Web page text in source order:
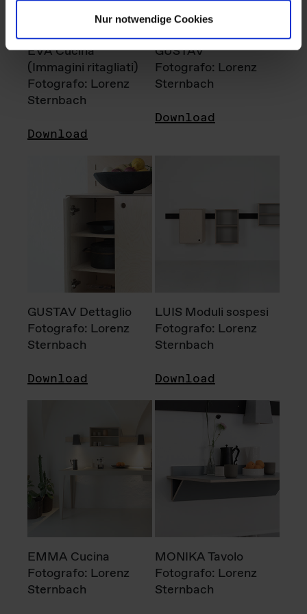
Nur notwendige Cookies
EVA Cucina
(Immagini ritagliati)
Fotografo: Lorenz
Sternbach
Download
GUSTAV
Fotografo: Lorenz
Sternbach
Download
GUSTAV Dettaglio
Fotografo: Lorenz
Sternbach
Download
LUIS Moduli sospesi
Fotografo: Lorenz
Sternbach
Download
EMMA Cucina
Fotografo: Lorenz
Sternbach
MONIKA Tavolo
Fotografo: Lorenz
Sternbach